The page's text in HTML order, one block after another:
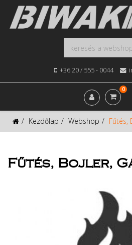
+36 20 / 555 - 0044
0
Kezdőlap Webshop Fűtés,
Fűtés, Bojler,